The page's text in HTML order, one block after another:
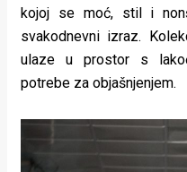
kojoj se moć, stil i
svakodnevni izraz.
ulaze u prostor s
potrebe za objašnjenjem.